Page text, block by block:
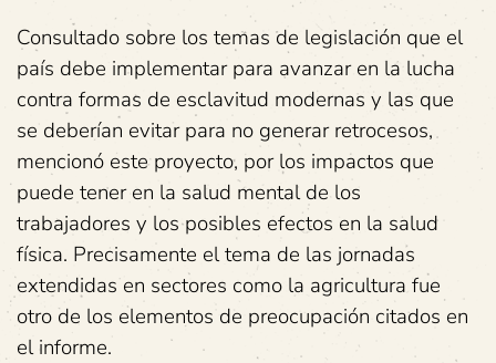
Consultado sobre los temas de legislación que el
país debe implementar para avanzar en la lucha
contra formas de esclavitud modernas y las que
se deberían evitar para no generar retrocesos,
mencionó este proyecto, por los impactos que
puede tener en la salud mental de los
trabajadores y los posibles efectos en la salud
física. Precisamente el tema de las jornadas
extendidas en sectores como la agricultura fue
otro de los elementos de preocupación citados en
el informe.